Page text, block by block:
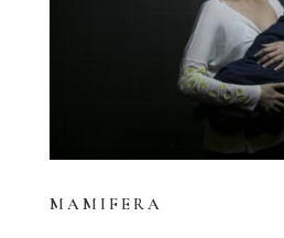
MAMIFERA